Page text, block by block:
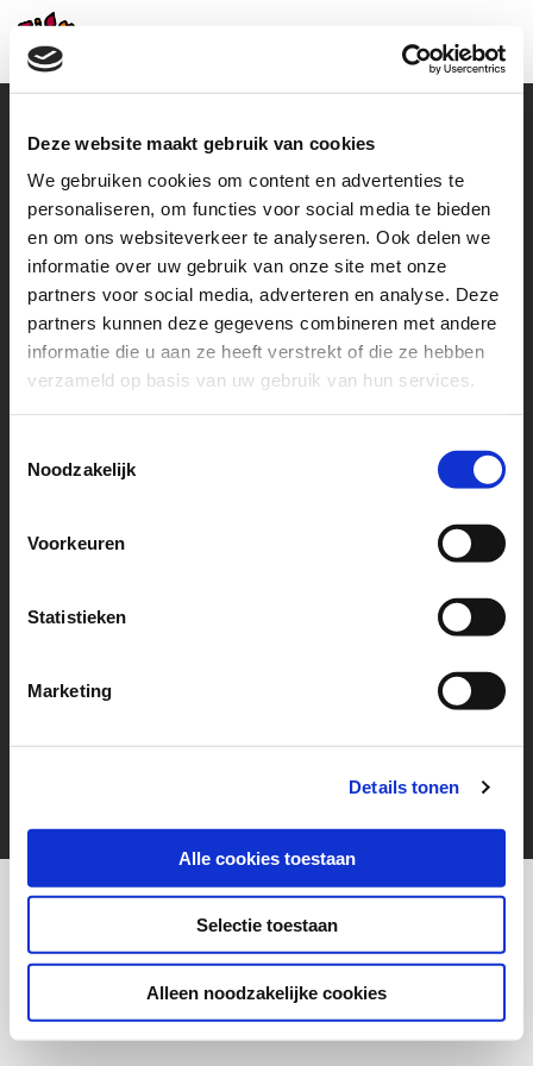
Deze website maakt gebruik van cookies
We gebruiken cookies om content en advertenties te
personaliseren, om functies voor social media te bieden
en om ons websiteverkeer te analyseren. Ook delen we
informatie over uw gebruik van onze site met onze
partners voor social media, adverteren en analyse. Deze
partners kunnen deze gegevens combineren met andere
informatie die u aan ze heeft verstrekt of die ze hebben
verzameld op basis van uw gebruik van hun services.
Noodzakelijk
Voorkeuren
Statistieken
Marketing
Details tonen
Alle cookies toestaan
Selectie toestaan
Alleen noodzakelijke cookies
Contact
+31 (0)38 460 46 48
howto@helpachild.org
Facebook
LinkedIn
Go to
Contact us